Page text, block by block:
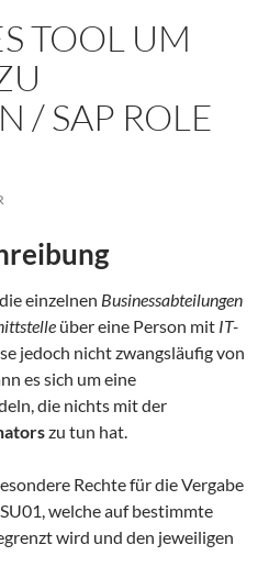
TOOL UM
/ SAP ROLE
einzelnen Businessabteilungen
über eine Person mit IT-
jedoch nicht zwangsläufig von
es sich um eine
die nichts mit der
zu tun hat.
Rechte für die Vergabe
welche auf bestimmte
wird und den jeweiligen